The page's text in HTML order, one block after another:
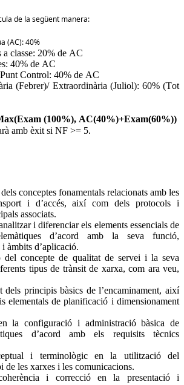
de la següent manera:
(AC): 40%
a classe: 20% de AC
40% de AC
Control: 40% de AC
(Febrer)/ Extraordinària (Juliol): 60% (Tot
(100%), AC(40%)+Exam(60%))
amb èxit si NF >= 5.
conceptes fonamentals relacionats amb les
i d’accés, així com dels protocols i
associats.
i diferenciar els elements essencials de
d’acord amb la seva funció,
àmbits d’aplicació.
del concepte de qualitat de servei i la seva
tipus de trànsit de xarxa, com ara veu,
dels principis bàsics de l’encaminament, així
elementals de planificació i dimensionament
la configuració i administració bàsica de
d’acord amb els requisits tècnics
i terminològic en la utilització del
de les xarxes i les comunicacions.
i correcció en la presentació i